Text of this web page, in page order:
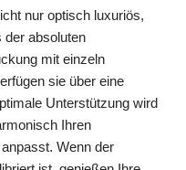
nur optisch luxuriös,
der absoluten
mit einzeln
sie über eine
Unterstützung wird
Ihren
Wenn der